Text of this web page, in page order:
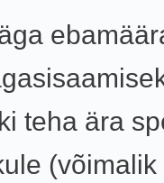
teha ära
(võimalik